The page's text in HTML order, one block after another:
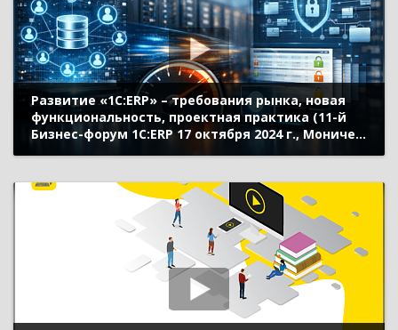
Развитие «1С:ERP» – требования рынка, новая
функциональность, проектная практика (11-й
Бизнес-форум 1С:ERP 17 октября 2024 г., Моничев